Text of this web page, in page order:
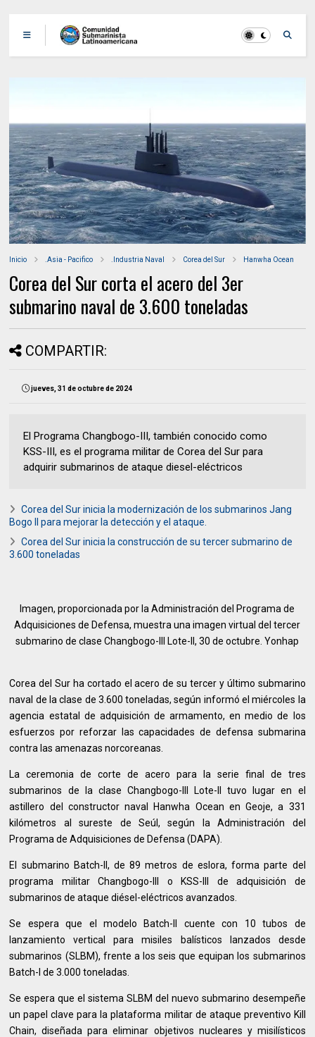
Inicio .Asia - Pacifico .Industria Naval Corea del Sur Hanwha Ocean
Corea del Sur corta el acero del 3er
submarino naval de 3.600 toneladas
COMPARTIR:
jueves, 31 de octubre de 2024
El Programa Changbogo-III, también conocido como
KSS-III, es el programa militar de Corea del Sur para
adquirir submarinos de ataque diesel-eléctricos
Corea del Sur inicia la modernización de los submarinos Jang
Bogo II para mejorar la detección y el ataque.
Corea del Sur inicia la construcción de su tercer submarino de
3.600 toneladas
Imagen, proporcionada por la Administración del Programa de
Adquisiciones de Defensa, muestra una imagen virtual del tercer
submarino de clase Changbogo-III Lote-II, 30 de octubre. Yonhap
Corea del Sur ha cortado el acero de su tercer y último submarino
naval de la clase de 3.600 toneladas, según informó el miércoles la
agencia estatal de adquisición de armamento, en medio de los
esfuerzos por reforzar las capacidades de defensa submarina
contra las amenazas norcoreanas.
La ceremonia de corte de acero para la serie final de tres
submarinos de la clase Changbogo-III Lote-II tuvo lugar en el
astillero del constructor naval Hanwha Ocean en Geoje, a 331
kilómetros al sureste de Seúl, según la Administración del
Programa de Adquisiciones de Defensa (DAPA).
El submarino Batch-II, de 89 metros de eslora, forma parte del
programa militar Changbogo-III o KSS-III de adquisición de
submarinos de ataque diésel-eléctricos avanzados.
Se espera que el modelo Batch-II cuente con 10 tubos de
lanzamiento vertical para misiles balísticos lanzados desde
submarinos (SLBM), frente a los seis que equipan los submarinos
Batch-I de 3.000 toneladas.
Se espera que el sistema SLBM del nuevo submarino desempeñe
un papel clave para la plataforma militar de ataque preventivo Kill
Chain, diseñada para eliminar objetivos nucleares y misilísticos